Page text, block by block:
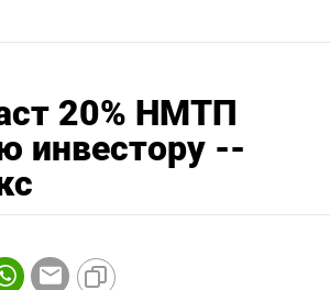
20% НМТП
инвестору --